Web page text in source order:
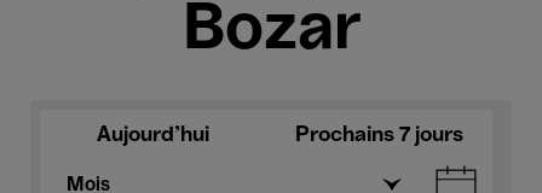
Bozar
Aujourd'hui Prochains 7 jours
Mois